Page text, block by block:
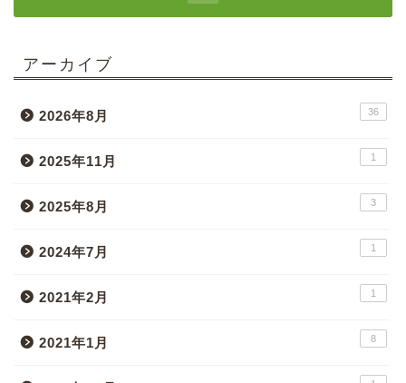
アーカイブ
2026年8月 36
2025年11月 1
2025年8月 3
2024年7月 1
2021年2月 1
2021年1月 8